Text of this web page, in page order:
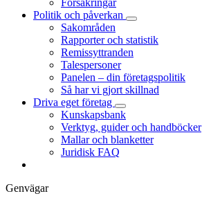
Försäkringar
Politik och påverkan
Sakområden
Rapporter och statistik
Remissyttranden
Talespersoner
Panelen – din företagspolitik
Så har vi gjort skillnad
Driva eget företag
Kunskapsbank
Verktyg, guider och handböcker
Mallar och blanketter
Juridisk FAQ
Genvägar